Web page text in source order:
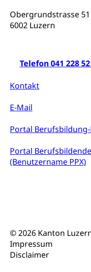
Obergrundstrasse 51
6002 Luzern
Telefon 041 228
Kontakt
E-Mail
Portal
Portal
(Benutzername PPX)
© 2026 Kanton
Impressum
Disclaimer